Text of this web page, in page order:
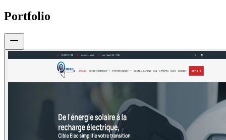
Portfolio